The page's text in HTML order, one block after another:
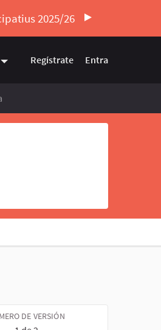
2025/26
Triar la llengua Elegir el idioma
Regístrate Entra
DE VERSIÓN